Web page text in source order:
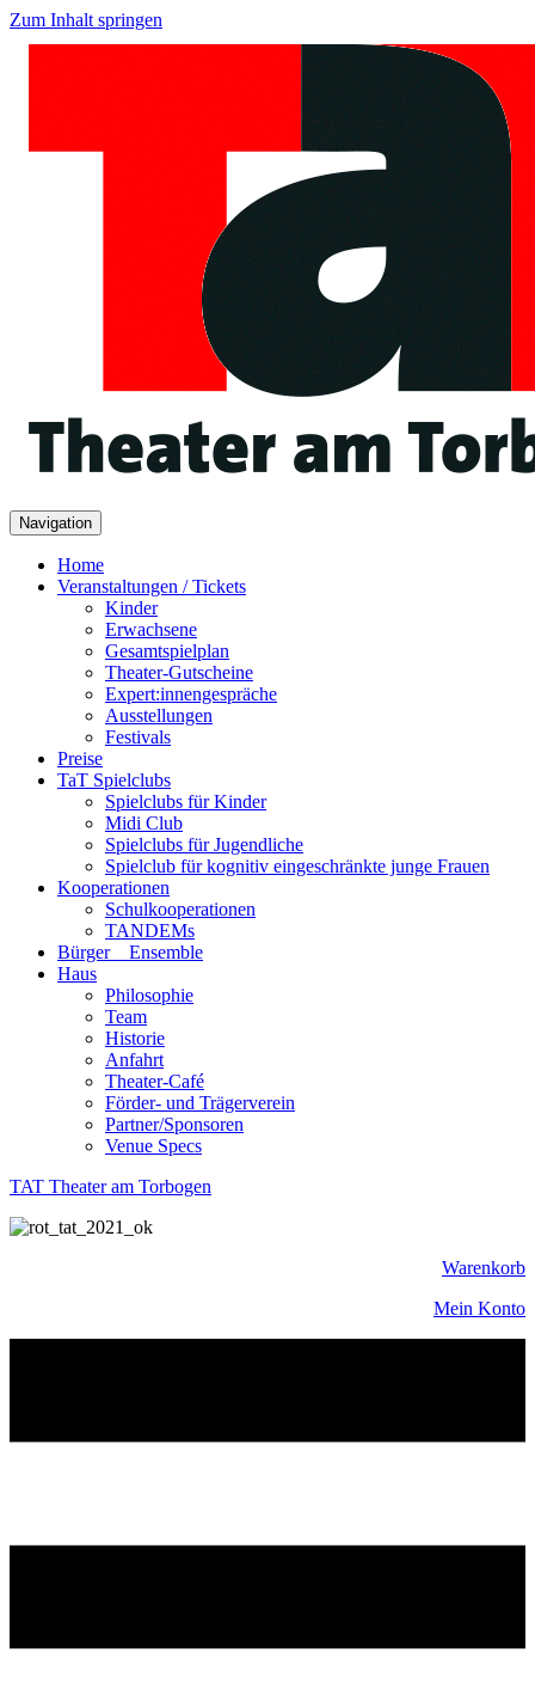
Zum Inhalt springen
Navigation
Home
Veranstaltungen / Tickets
Kinder
Erwachsene
Gesamtspielplan
Theater-Gutscheine
Expert:innengespräche
Ausstellungen
Festivals
Preise
TaT Spielclubs
Spielclubs für Kinder
Midi Club
Spielclubs für Jugendliche
Spielclub für kognitiv eingeschränkte junge Frauen
Kooperationen
Schulkooperationen
TANDEMs
Bürger__Ensemble
Haus
Philosophie
Team
Historie
Anfahrt
Theater-Café
Förder- und Trägerverein
Partner/Sponsoren
Venue Specs
TAT Theater am Torbogen
Warenkorb
Mein Konto